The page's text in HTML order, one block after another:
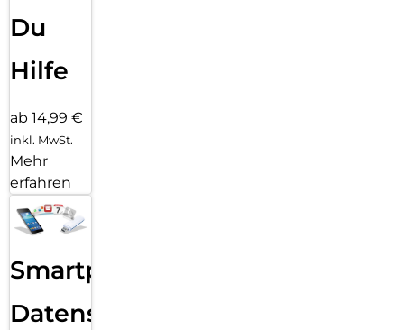
Du
Hilfe
ab 14,99 €
inkl. MwSt.
Mehr
erfahren
Smartphone
Datensicherung